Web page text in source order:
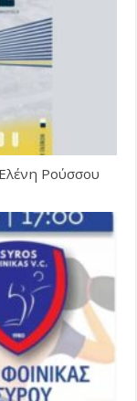
Ρούσσου